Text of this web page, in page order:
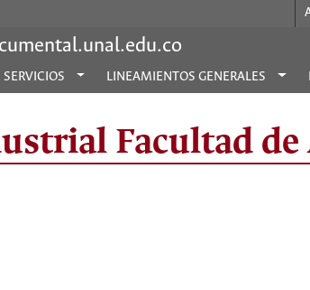
SERVICIOS LINEAMIENTOS GENERALES
Facultad de